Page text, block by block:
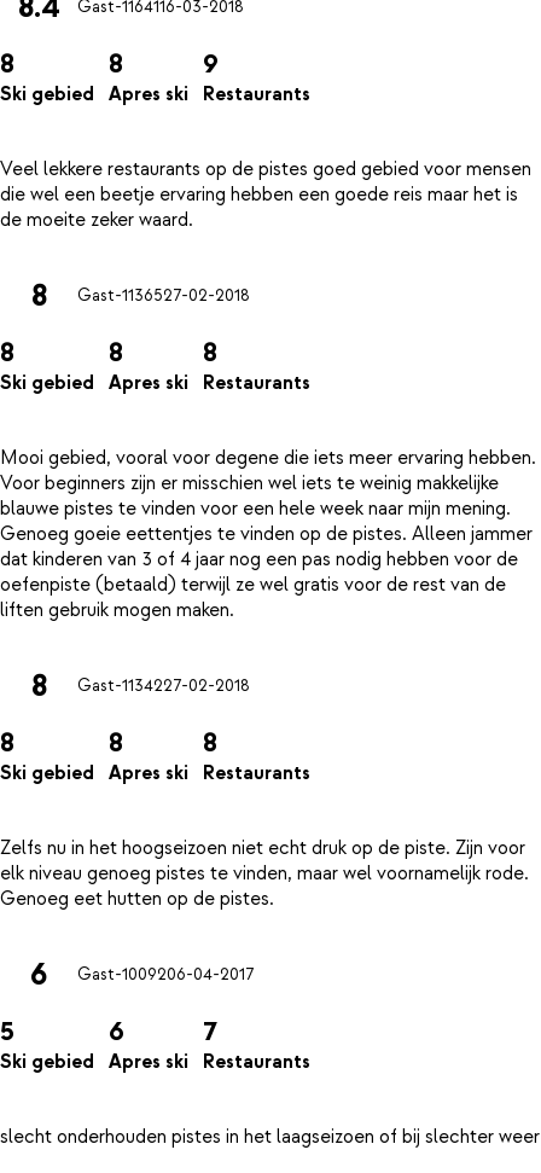
Gast-1164116-03-2018
8
Ski gebied
8
Apres ski
9
Restaurants
Veel lekkere restaurants op de pistes goed gebied voor mensen
die wel een beetje ervaring hebben een goede reis maar het is
8 Gast-1136527-02-2018
8
Ski gebied
8
Apres ski
8
Restaurants
Mooi gebied, vooral voor degene die iets meer ervaring hebben.
Voor beginners zijn er misschien wel iets te weinig makkelijke
blauwe pistes te vinden voor een hele week naar mijn mening.
Genoeg goeie eettentjes te vinden op de pistes. Alleen jammer
dat kinderen van 3 of 4 jaar nog een pas nodig hebben voor de
oefenpiste (betaald) terwijl ze wel gratis voor de rest van de
8 Gast-1134227-02-2018
8
Ski gebied
8
Apres ski
8
Restaurants
Zelfs nu in het hoogseizoen niet echt druk op de piste. Zijn voor
elk niveau genoeg pistes te vinden, maar wel voornamelijk rode.
6 Gast-1009206-04-2017
5
Ski gebied
6
Apres ski
7
Restaurants